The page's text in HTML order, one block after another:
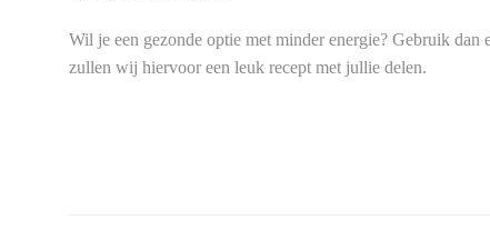
Wil je een gezonde optie met minder energie? Gebruik
zullen wij hiervoor een leuk recept met jullie delen.